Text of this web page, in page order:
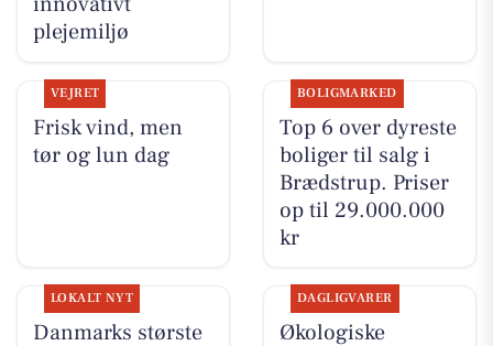
plejemiljø
VEJRET
Frisk vind, men
tør og lun dag
BOLIGMARKED
Top 6 over dyreste
boliger til salg i
Brædstrup. Priser
op til 29.000.000
kr
LOKALT NYT
Danmarks største
DAGLIGVARER
Økologiske